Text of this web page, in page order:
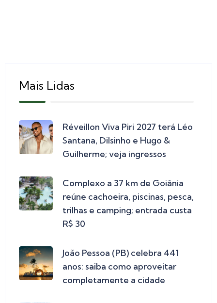
Mais Lidas
Réveillon Viva Piri 2027 terá Léo
Santana, Dilsinho e Hugo &
Guilherme; veja ingressos
Complexo a 37 km de Goiânia
reúne cachoeira, piscinas, pesca,
trilhas e camping; entrada custa
R$ 30
João Pessoa (PB) celebra 441
anos: saiba como aproveitar
completamente a cidade